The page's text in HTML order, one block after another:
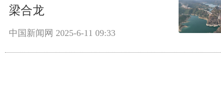
梁合龙
中国新闻网 2025-6-11 09:33